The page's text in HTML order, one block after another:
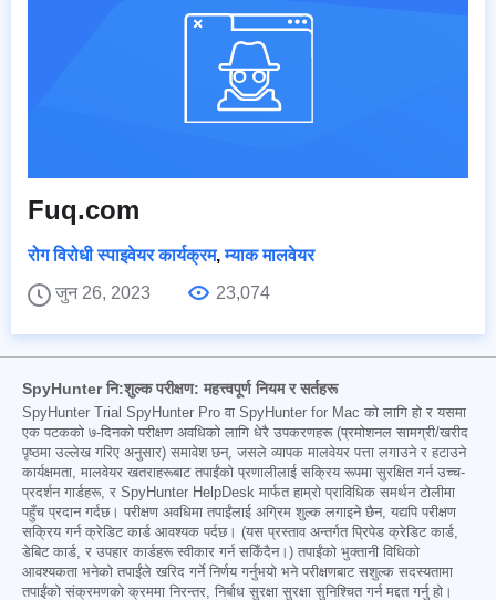
Fuq.com
रोग विरोधी स्पाइवेयर कार्यक्रम,म्याक मालवेयर
जुन 26, 2023
23,074
SpyHunter नि:शुल्क परीक्षण: महत्त्वपूर्ण नियम र सर्तहरू
SpyHunter Trial SpyHunter Pro वा SpyHunter for Mac को लागि हो र यसमा
एक पटकको ७-दिनको परीक्षण अवधिको लागि धेरै उपकरणहरू (प्रमोशनल सामग्री/खरीद
पृष्ठमा उल्लेख गरिए अनुसार) समावेश छन्, जसले व्यापक मालवेयर पत्ता लगाउने र हटाउने
कार्यक्षमता, मालवेयर खतराहरूबाट तपाईंको प्रणालीलाई सक्रिय रूपमा सुरक्षित गर्न उच्च-
प्रदर्शन गार्डहरू, र SpyHunter HelpDesk मार्फत हाम्रो प्राविधिक समर्थन टोलीमा
पहुँच प्रदान गर्दछ। परीक्षण अवधिमा तपाईंलाई अग्रिम शुल्क लगाइने छैन, यद्यपि परीक्षण
सक्रिय गर्न क्रेडिट कार्ड आवश्यक पर्दछ। (यस प्रस्ताव अन्तर्गत प्रिपेड क्रेडिट कार्ड,
डेबिट कार्ड, र उपहार कार्डहरू स्वीकार गर्न सकिँदैन।) तपाईंको भुक्तानी विधिको
आवश्यकता भनेको तपाईंले खरिद गर्ने निर्णय गर्नुभयो भने परीक्षणबाट सशुल्क सदस्यतामा
तपाईंको संक्रमणको क्रममा निरन्तर, निर्बाध सुरक्षा सुरक्षा सुनिश्चित गर्न मद्दत गर्नु हो।